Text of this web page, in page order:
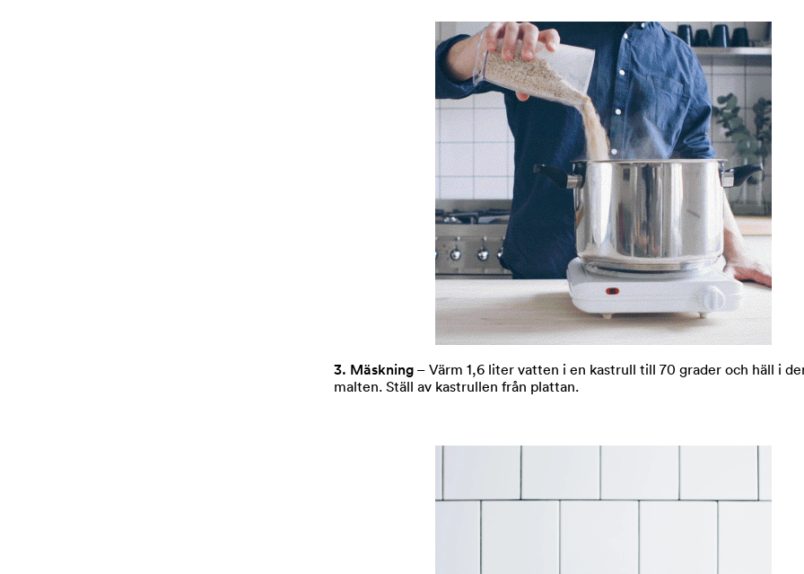
3. Mäskning – Värm 1,6 liter vatten i en kastrull till 70 grader och häll i
malten. Ställ av kastrullen från plattan.